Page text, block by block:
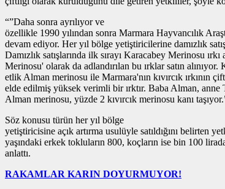
“”Daha sonra ayrılıyor ve
özellikle 1990 yılından sonra Marmara Hayvancılık
devam ediyor. Her yıl bölge yetiştiricilerine damızlık
Damızlık satışlarında ilk sırayı Karacabey Merinosu
Merinosu' olarak da adlandırılan bu ırklar satın
etlik Alman merinosu ile Marmara'nın kıvırcık ırkının
elde edilmiş yüksek verimli bir ırktır. Baba Alman,
Alman merinosu, yüzde 2 kıvırcık merinosu kanı
Söz konusu türün her yıl bölge
yetiştiricisine açık artırma usulüyle satıldığını belirten
yaşındaki erkek tokluların 800, koçların ise bin 100
anlattı.
RAKAMLAR KARIN DOYURMUYOR!